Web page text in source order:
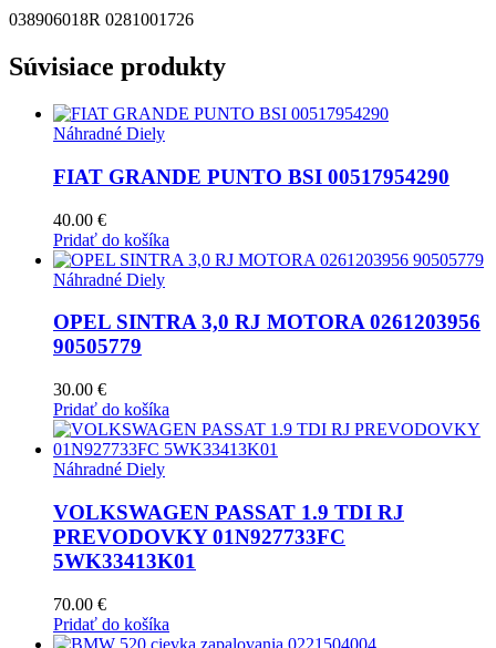
038906018R 0281001726
Súvisiace produkty
Náhradné Diely
FIAT GRANDE PUNTO BSI 00517954290
40.00 €
Pridať do košíka
Náhradné Diely
OPEL SINTRA 3,0 RJ MOTORA 0261203956
90505779
30.00 €
Pridať do košíka
Náhradné Diely
VOLKSWAGEN PASSAT 1.9 TDI RJ
PREVODOVKY 01N927733FC
5WK33413K01
70.00 €
Pridať do košíka